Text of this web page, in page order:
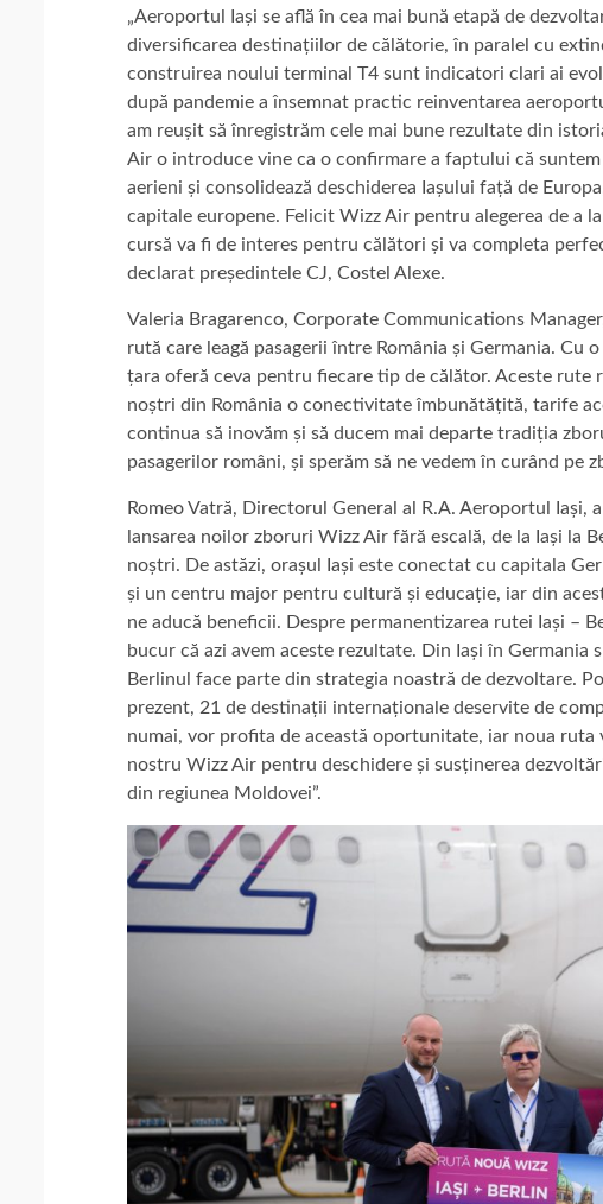
„Aeroportul Iași se află în cea mai bună etapă de
diversificarea destinațiilor de călătorie, în paralel cu
construirea noului terminal T4 sunt indicatori clari ai
după pandemie a însemnat practic reinventarea
am reușit să înregistrăm cele mai bune rezultate din
Air o introduce vine ca o confirmare a faptului că
aerieni și consolidează deschiderea Iașului față de
capitale europene. Felicit Wizz Air pentru alegerea de a
cursă va fi de interes pentru călători și va completa
declarat președintele CJ, Costel Alexe.
Valeria Bragarenco, Corporate Communications
rută care leagă pasagerii între România și Germania.
țara oferă ceva pentru fiecare tip de călător. Aceste
noștri din România o conectivitate îmbunătățită, tarife
continua să inovăm și să ducem mai departe tradiția
pasagerilor români, și sperăm să ne vedem în curând pe
Romeo Vatră, Directorul General al R.A. Aeroportul Iași,
lansarea noilor zboruri Wizz Air fără escală, de la Iași la
noștri. De astăzi, orașul Iași este conectat cu capitala
și un centru major pentru cultură și educație, iar din
ne aducă beneficii. Despre permanentizarea rutei Iași –
bucur că azi avem aceste rezultate. Din Iași în
Berlinul face parte din strategia noastră de dezvoltare.
prezent, 21 de destinații internaționale deservite de
numai, vor profita de această oportunitate, iar noua ruta
nostru Wizz Air pentru deschidere și susținerea
din regiunea Moldovei”.